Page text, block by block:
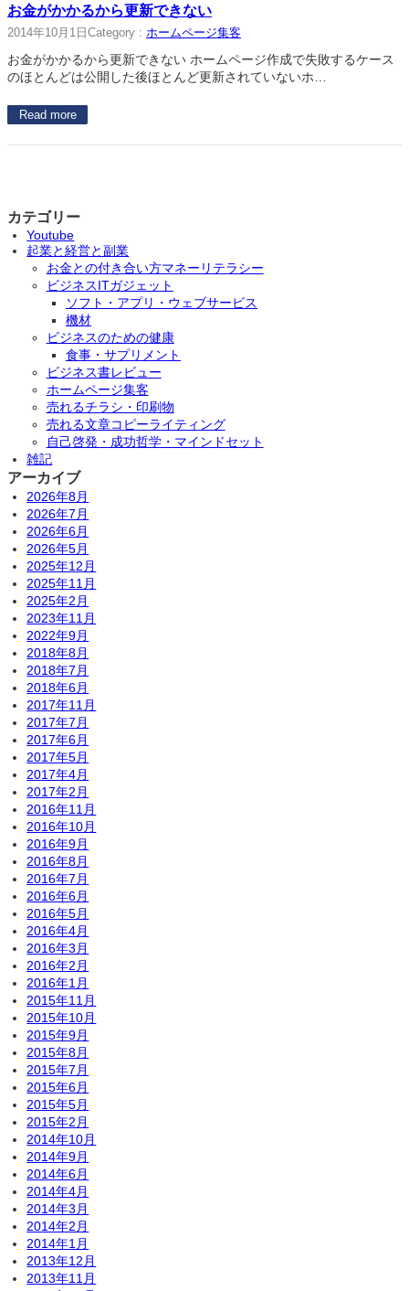
お金がかかるから更新できない
2014年10月1日 Category : ホームページ集客
お金がかかるから更新できない ホームページ作成で失敗するケース
のほとんどは公開した後ほとんど更新されていないホ…
Read more
カテゴリー
Youtube
起業と経営と副業
お金との付き合い方マネーリテラシー
ビジネスITガジェット
ソフト・アプリ・ウェブサービス
機材
ビジネスのための健康
食事・サプリメント
ビジネス書レビュー
ホームページ集客
売れるチラシ・印刷物
売れる文章コピーライティング
自己啓発・成功哲学・マインドセット
雑記
アーカイブ
2026年8月
2026年7月
2026年6月
2026年5月
2025年12月
2025年11月
2025年2月
2023年11月
2022年9月
2018年8月
2018年7月
2018年6月
2017年11月
2017年7月
2017年6月
2017年5月
2017年4月
2017年2月
2016年11月
2016年10月
2016年9月
2016年8月
2016年7月
2016年6月
2016年5月
2016年4月
2016年3月
2016年2月
2016年1月
2015年11月
2015年10月
2015年9月
2015年8月
2015年7月
2015年6月
2015年5月
2015年2月
2014年10月
2014年9月
2014年6月
2014年4月
2014年3月
2014年2月
2014年1月
2013年12月
2013年11月